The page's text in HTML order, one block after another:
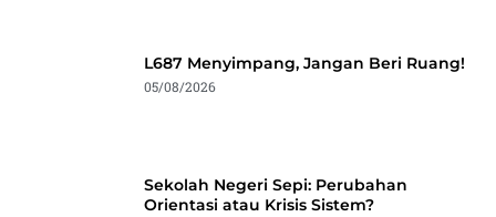
L687 Menyimpang, Jangan Beri Ruang!
05/08/2026
Sekolah Negeri Sepi: Perubahan
Orientasi atau Krisis Sistem?